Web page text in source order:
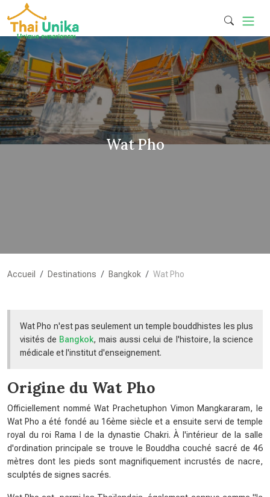
Wat Pho
Accueil Destinations Bangkok Wat Pho
Wat Pho n'est pas seulement un temple bouddhistes les plus
visités de Bangkok, mais aussi celui de l'histoire, la science
médicale et l'institut d'enseignement.
Origine du Wat Pho
Officiellement nommé Wat Prachetuphon Vimon Mangkararam, le
Wat Pho a été fondé au 16ème siècle et a ensuite servi de temple
royal du roi Rama I de la dynastie Chakri. À l'intérieur de la salle
d'ordination principale se trouve le Bouddha couché sacré de 46
mètres dont les pieds sont magnifiquement incrustés de nacre,
sculptés de signes sacrés.